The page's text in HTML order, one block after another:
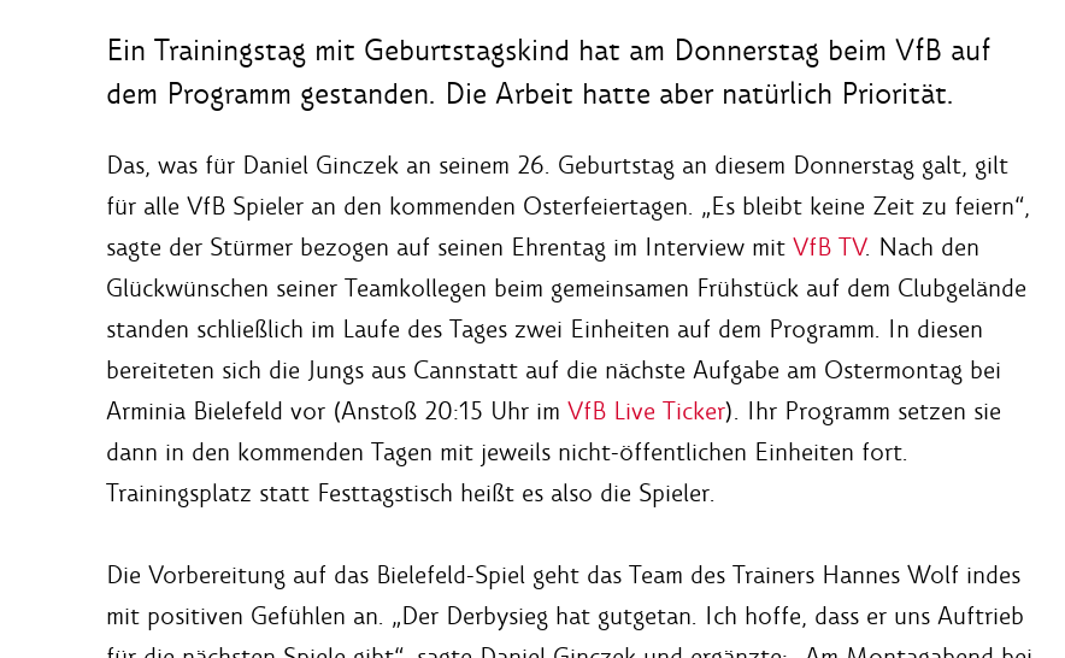
Ein Trainingstag mit Geburtstagskind hat am Donnerstag beim VfB auf
dem Programm gestanden. Die Arbeit hatte aber natürlich Priorität.
Das, was für Daniel Ginczek an seinem 26. Geburtstag an diesem Donnerstag galt, gilt
für alle VfB Spieler an den kommenden Osterfeiertagen. „Es bleibt keine Zeit zu feiern“,
sagte der Stürmer bezogen auf seinen Ehrentag im Interview mit VfB TV. Nach den
Glückwünschen seiner Teamkollegen beim gemeinsamen Frühstück auf dem Clubgelände
standen schließlich im Laufe des Tages zwei Einheiten auf dem Programm. In diesen
bereiteten sich die Jungs aus Cannstatt auf die nächste Aufgabe am Ostermontag bei
Arminia Bielefeld vor (Anstoß 20:15 Uhr im VfB Live Ticker). Ihr Programm setzen sie
dann in den kommenden Tagen mit jeweils nicht-öffentlichen Einheiten fort.
Trainingsplatz statt Festtagstisch heißt es also die Spieler.
Die Vorbereitung auf das Bielefeld-Spiel geht das Team des Trainers Hannes Wolf indes
mit positiven Gefühlen an. „Der Derbysieg hat gutgetan. Ich hoffe, dass er uns Auftrieb